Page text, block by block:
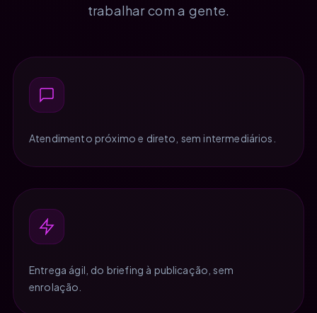
trabalhar com a gente.
Atendimento próximo e direto, sem intermediários.
Entrega ágil, do briefing à publicação, sem
enrolação.